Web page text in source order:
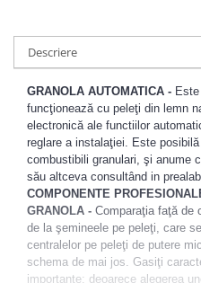
Descriere
GRANOLA AUTOMATICA -
funcţionează cu peleţi din lemn
electronică ale functiilor
reglare a instalaţiei. Este
combustibili granulari, şi anume
său altceva consultând in
COMPONENTE
GRANOLA - Comparaţia faţă de
de la şemineele pe peleţi, care
centralelor pe peleţi de putere
schema de mai jos. Gasiţi
importante: deoarece alegerea